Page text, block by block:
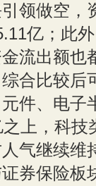
领做空，
亿；此
流出额也
合比较后
件、电子
之上，科技
气继续维
券保险板